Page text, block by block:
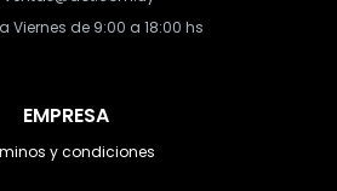
Viernes de 9:00 a 18:00 hs
EMPRESA
y condiciones